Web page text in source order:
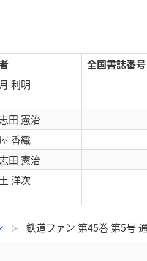
全国書誌番号
利明
田 憲治
香織
田 憲治
洋次
鉄道ファン 第45巻 第5号